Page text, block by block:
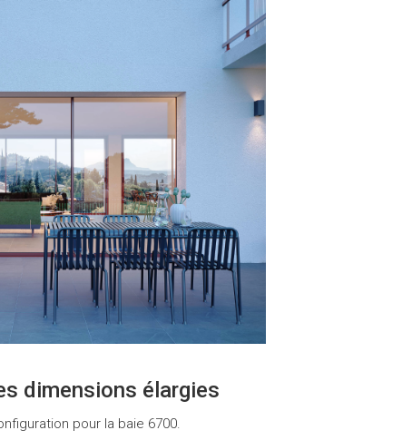
dimensions élargies
pour la baie 6700.